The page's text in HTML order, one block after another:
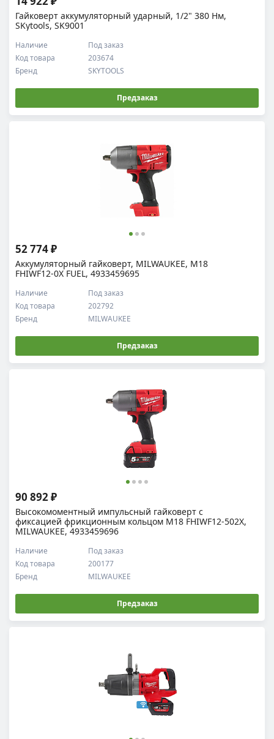
Гайковерт аккумуляторный ударный, 1/2" 380 Нм,
SKytools, SK9001
Код товара 203674
Наличие Под заказ
Бренд SKYTOOLS
Предзаказ
Аккумуляторный гайковерт, MILWAUKEE, M18
FHIWF12-0X FUEL, 4933459695
Код товара 202792
Наличие Под заказ
Бренд MILWAUKEE
52 774 ₽
Предзаказ
Высокомоментный импульсный гайковерт с
фиксацией фрикционным кольцом M18 FHIWF12-502X,
MILWAUKEE, 4933459696
Код товара 200177
Наличие Под заказ
Бренд MILWAUKEE
90 892 ₽
Предзаказ